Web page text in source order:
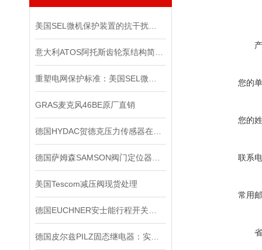
GRAS麦克风46BE原厂直销
美国Tescom减压阀现货处理
您的
您的
联系
常用